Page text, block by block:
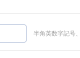
半角英数字記号